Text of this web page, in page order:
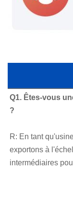
Q1. Êtes-vous
?
R: En tant
exportons à
intermédiaires